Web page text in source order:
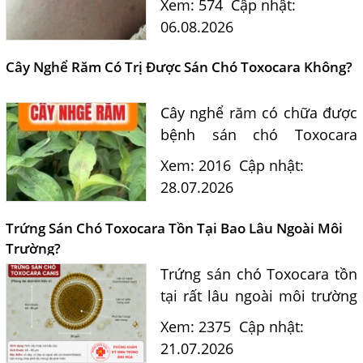
nhân? Tiến sĩ Bác sĩ Nguyễn
điều trị và phòng ngừa sán...
Xem: 574 Cập nhật:
06.08.2026
Cây Nghể Răm Có Trị Được Sán Chó Toxocara Không?
Cây nghể răm có chữa được
bệnh sán chó Toxocara
không? Tiến sĩ Bác sĩ
Nguyễn Hằng Lan giải đáp
học và hướng dẫn điều trị
Xem: 2016 Cập nhật:
28.07.2026
Trứng Sán Chó Toxocara Tồn Tại Bao Lâu Ngoài Môi
Trường?
Trứng sán chó Toxocara tồn
tại rất lâu ngoài môi trường
và là nguồn lây nhiễm nguy
hiểm cho con người. Tiến sĩ
Xem: 2375 Cập nhật:
21.07.2026